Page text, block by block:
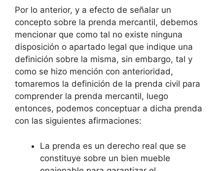
Por lo anterior, y a efecto de señalar un
concepto sobre la prenda mercantil, debemos
mencionar que como tal no existe ninguna
disposición o apartado legal que indique una
definición sobre la misma, sin embargo, tal y
como se hizo mención con anterioridad,
tomaremos la definición de la prenda civil para
comprender la prenda mercantil, luego
entonces, podemos conceptuar a dicha prenda
con las siguientes afirmaciones:
La prenda es un derecho real que se
constituye sobre un bien mueble